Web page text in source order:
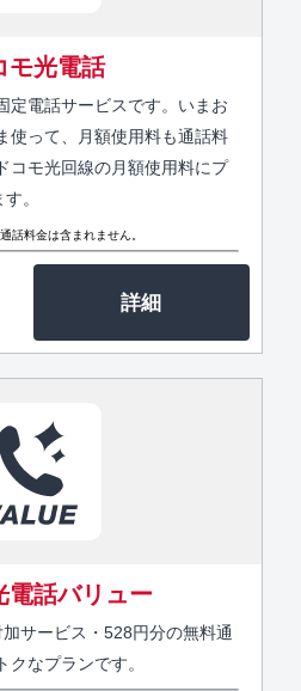
モ光電話
定電話サービスです。いまお
使って、月額使用料も通話料
コモ光回線の月額使用料にプ
。
話料金は含まれません。
電話バリュー
サービス・528円分の無料通
なプランです。